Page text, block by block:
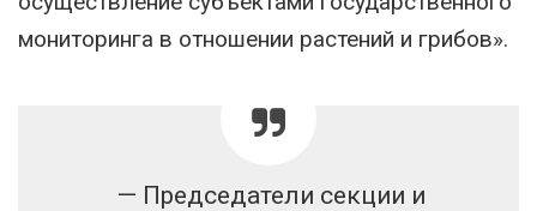
мониторинга в отношении растений и грибов».
— Председатели секции и